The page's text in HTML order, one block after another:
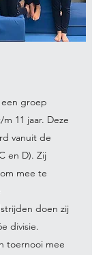
groep
11 jaar. Deze
vanuit de
en D). Zij
mee te
doen zij
divisie.
toernooi mee